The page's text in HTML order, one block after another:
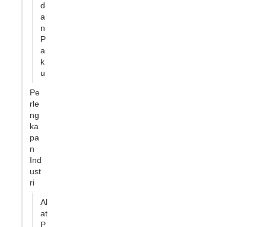
d
a
n
P
a
k
u
Pe
rle
ng
ka
pa
n
Ind
ust
ri
Al
at
P